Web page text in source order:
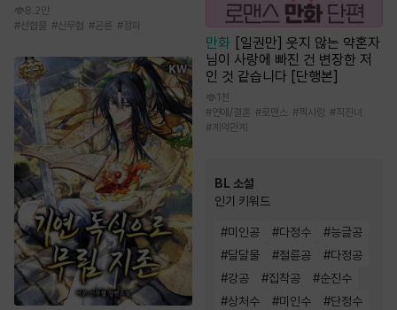
8.2만
#선협물 #신무협 #곤륜 #정파
만화 [일권만] 웃지 않는 약혼자
님이 사랑에 빠진 건 변장한 저
인 것 같습니다 [단행본]
1천
#연애/결혼 #로맨스 #짝사랑 #직진녀
#계약관계
BL 소설
인기 키워드
#미인공 #다정수 #능글공
#달달물 #절륜공 #다정공
#강공 #집착공 #순진수
#상처수 #미인수 #단정수